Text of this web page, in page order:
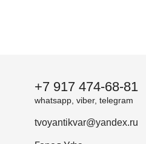
+7 917 474-68-81
whatsapp, viber, telegram
tvoyantikvar@yandex.ru